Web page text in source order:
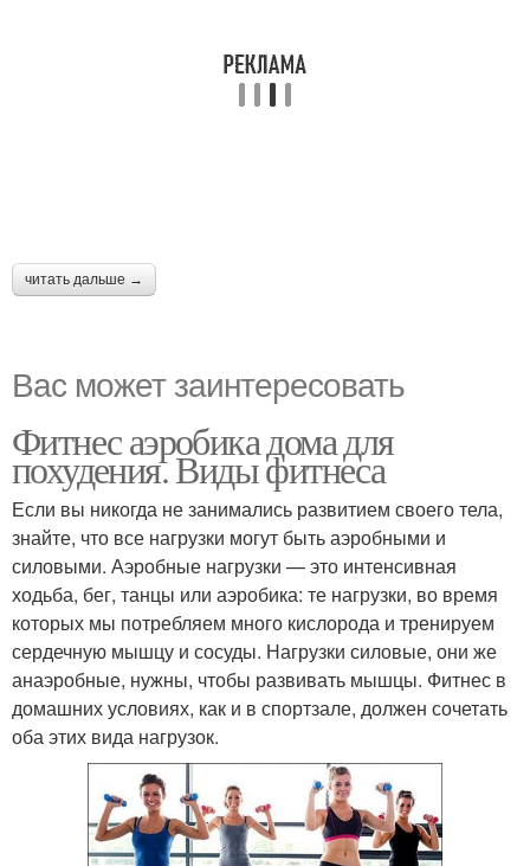
читать дальше →
Вас может заинтересовать
Фитнес аэробика дома для
похудения. Виды фитнеса
Если вы никогда не занимались развитием своего тела,
знайте, что все нагрузки могут быть аэробными и
силовыми. Аэробные нагрузки — это интенсивная
ходьба, бег, танцы или аэробика: те нагрузки, во время
которых мы потребляем много кислорода и тренируем
сердечную мышцу и сосуды. Нагрузки силовые, они же
анаэробные, нужны, чтобы развивать мышцы. Фитнес в
домашних условиях, как и в спортзале, должен сочетать
оба этих вида нагрузок.